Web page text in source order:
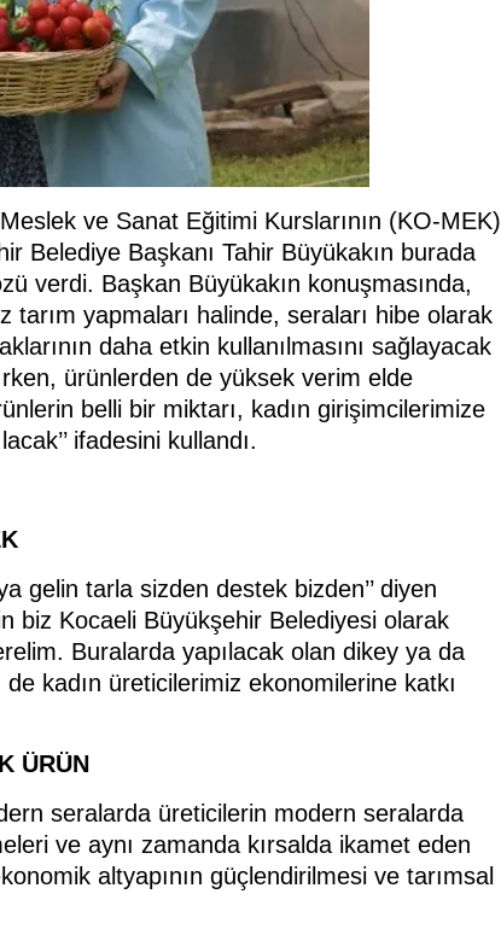
ve Sanat Eğitimi Kurslarının (KO-MEK)
Belediye Başkanı Tahir Büyükakın burada
verdi. Başkan Büyükakın konuşmasında,
tarım yapmaları halinde, seraları hibe olarak
daha etkin kullanılmasını sağlayacak
ürünlerden de yüksek verim elde
belli bir miktarı, kadın girişimcilerimize
ifadesini kullandı.
gelin tarla sizden destek bizden’’ diyen
biz Kocaeli Büyükşehir Belediyesi olarak
Buralarda yapılacak olan dikey ya da
kadın üreticilerimiz ekonomilerine katkı
ÜRÜN
seralarda üreticilerin modern seralarda
ve aynı zamanda kırsalda ikamet eden
altyapının güçlendirilmesi ve tarımsal